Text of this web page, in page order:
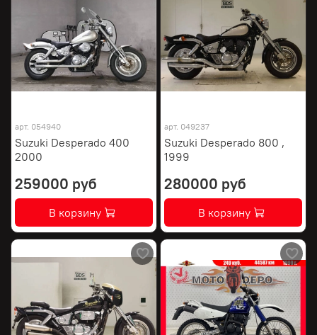
арт. 054940
Suzuki Desperado 400
2000
259000 руб
В корзину
арт. 049237
Suzuki Desperado 800 ,
1999
280000 руб
В корзину